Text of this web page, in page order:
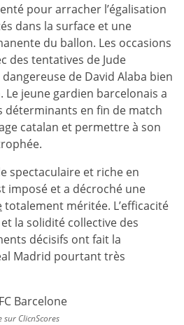
pour arracher l’égalisation
dans la surface et une
du ballon. Les occasions
des tentatives de Jude
de David Alaba bien
Le jeune gardien barcelonais a
déterminants en fin de match
catalan et permettre à son
spectaculaire et riche en
imposé et a décroché une
totalement méritée. L’efficacité
la solidité collective des
décisifs ont fait la
Madrid pourtant très
sur ClicnScores